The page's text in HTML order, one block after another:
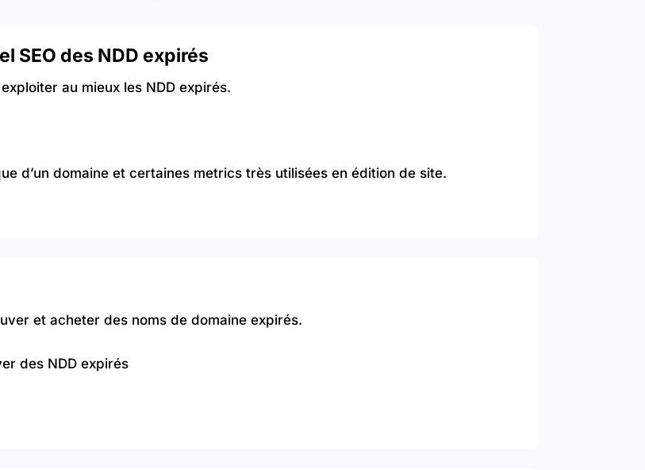
SEO des NDD expirés
au mieux les NDD expirés.
d’un domaine et certaines metrics très utilisées en édition de site.
et acheter des noms de domaine expirés.
des NDD expirés